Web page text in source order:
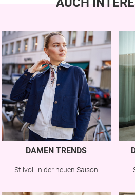
DAMEN TRENDS
Stilvoll in der neuen Saison